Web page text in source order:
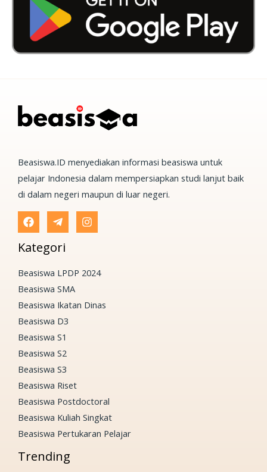
Beasiswa.ID menyediakan informasi beasiswa untuk
pelajar Indonesia dalam mempersiapkan studi lanjut baik
di dalam negeri maupun di luar negeri.
Kategori
Beasiswa LPDP 2024
Beasiswa SMA
Beasiswa Ikatan Dinas
Beasiswa D3
Beasiswa S1
Beasiswa S2
Beasiswa S3
Beasiswa Riset
Beasiswa Postdoctoral
Beasiswa Kuliah Singkat
Beasiswa Pertukaran Pelajar
Trending